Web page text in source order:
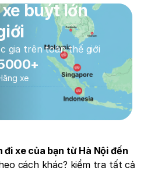
buýt lớn
gia trên toàn thế giới
xe
đi xe của bạn từ Hà Nội đến
cách khác? kiểm tra tất cả